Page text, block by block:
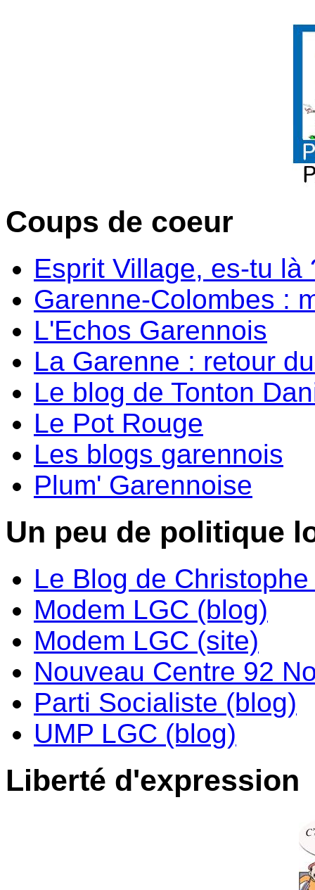
Coups de coeur
Esprit Village, es-tu là
Garenne-Colombes :
L'Echos Garennois
La Garenne : retour
Le blog de Tonton
Le Pot Rouge
Les blogs garennois
Plum' Garennoise
Un peu de politique
Le Blog de
Modem LGC (blog)
Modem LGC (site)
Nouveau Centre 92
Parti Socialiste (blog)
UMP LGC (blog)
Liberté d'expression